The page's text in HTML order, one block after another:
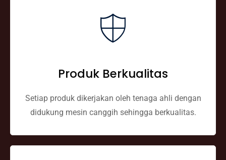
Produk Berkualitas
Setiap produk dikerjakan oleh tenaga ahli dengan
didukung mesin canggih sehingga berkualitas.